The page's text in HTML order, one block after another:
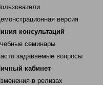
версия
консультаций
семинары
задаваемые вопросы
кабинет
в релизах